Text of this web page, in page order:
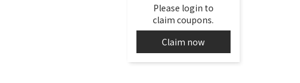
Please login to
claim coupons.
Claim now